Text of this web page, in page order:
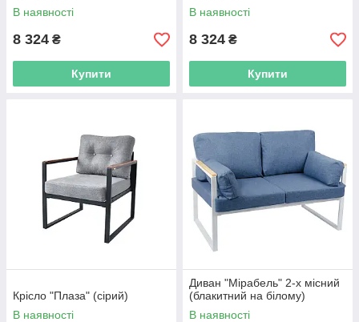
В наявності
8 324 ₴
Купити
В наявності
8 324 ₴
Купити
Крісло "Плаза" (сірий)
В наявності
Диван "Мірабель" 2-х місний
(блакитний на білому)
В наявності